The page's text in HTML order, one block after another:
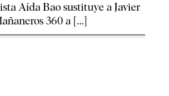
Aída Bao sustituye a Javier
360 a [...]